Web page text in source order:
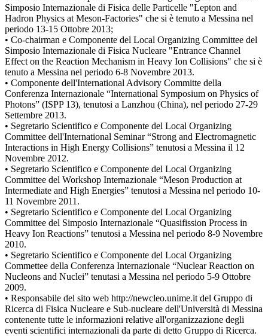
Simposio Internazionale di Fisica delle Particelle "Lepton and
Hadron Physics at Meson-Factories" che si è tenuto a Messina nel
periodo 13-15 Ottobre 2013;
• Co-chairman e Componente del Local Organizing Committee del
Simposio Internazionale di Fisica Nucleare "Entrance Channel
Effect on the Reaction Mechanism in Heavy Ion Collisions" che si è
tenuto a Messina nel periodo 6-8 Novembre 2013.
• Componente dell'International Advisory Committe della
Conferenza Internazionale “International Symposium on Physics of
Photons” (ISPP 13), tenutosi a Lanzhou (China), nel periodo 27-29
Settembre 2013.
• Segretario Scientifico e Componente del Local Organizing
Committee dell'International Seminar “Strong and Electromagnetic
Interactions in High Energy Collisions” tenutosi a Messina il 12
Novembre 2012.
• Segretario Scientifico e Componente del Local Organizing
Committee del Workshop Internazionale “Meson Production at
Intermediate and High Energies” tenutosi a Messina nel periodo 10-
11 Novembre 2011.
• Segretario Scientifico e Componente del Local Organizing
Committee del Simposio Internazionale “Quasifission Process in
Heavy Ion Reactions” tenutosi a Messina nel periodo 8-9 Novembre
2010.
• Segretario Scientifico e Componente del Local Organizing
Commettee della Conferenza Internazionale “Nuclear Reaction on
Nucleons and Nuclei” tenutasi a Messina nel periodo 5-9 Ottobre
2009.
• Responsabile del sito web http://newcleo.unime.it del Gruppo di
Ricerca di Fisica Nucleare e Sub-nucleare dell'Università di Messina
contenente tutte le informazioni relative all'organizzazione degli
eventi scientifici internazionali da parte di detto Gruppo di Ricerca.